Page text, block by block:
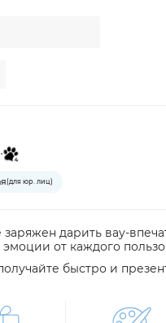
(для юр. лиц)
дарить вау-
от каждого
быстро и